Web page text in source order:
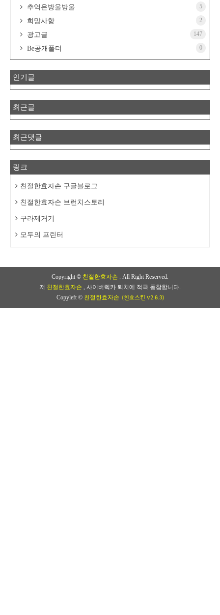
추억은방울방울 5
희망사항 2
광고글 147
Be공개폴더 0
인기글
최근글
최근댓글
링크
친절한효자손 구글블로그
친절한효자손 브런치스토리
구라제거기
모두의 프린터
Copyright © 친절한효자손 . All Right Reserved.
저 친절한효자손 , 사이버렉카 퇴치에 적극 동참합니다.
Copyleft © 친절한효자손 (친효스킨 v2.6.3)